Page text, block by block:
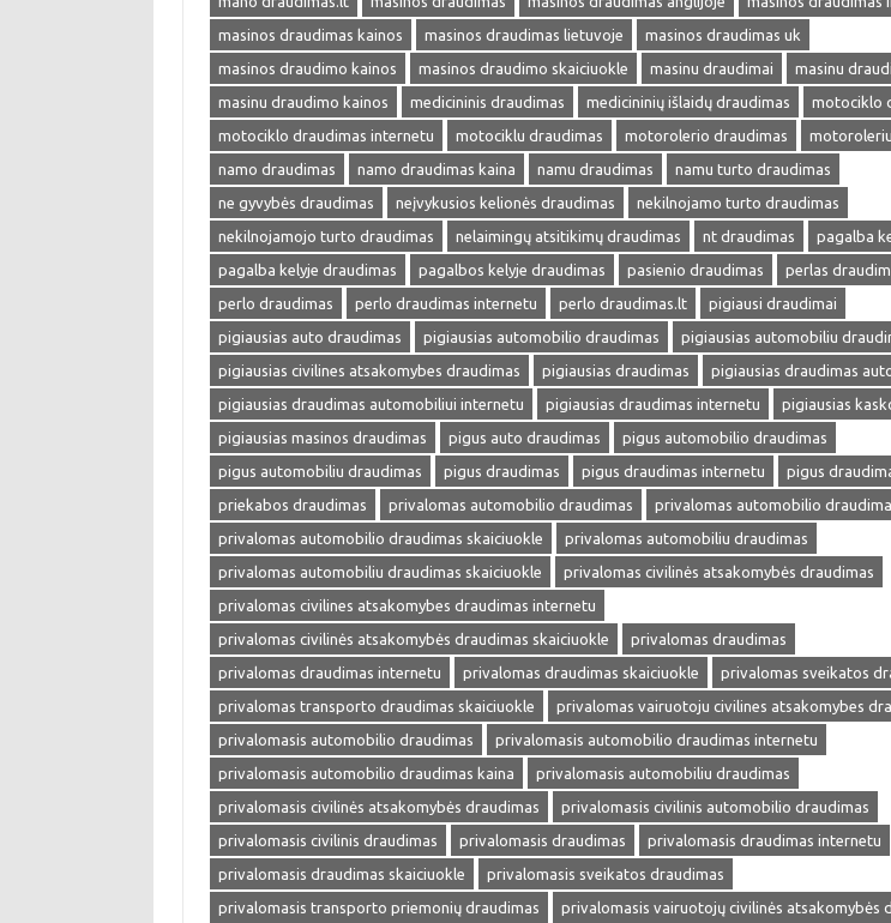
masinos draudimas kainos
masinos draudimas lietuvoje
masinos draudimas uk
masinos draudimo kainos
masinos draudimo skaiciuokle masinu draudimai
masinu
masinu draudimo kainos
medicininis draudimas medicininių išlaidų draudimas
motociklo
motociklo draudimas internetu
motociklu draudimas motorolerio draudimas
namo draudimas
namo draudimas kaina namu draudimas
namu turto draudimas
ne gyvybės draudimas
neįvykusios kelionės draudimas
nekilnojamo turto draudimas
nekilnojamojo turto draudimas
nelaimingų atsitikimų draudimas nt draudimas
pagalba
pagalba kelyje draudimas
pagalbos kelyje draudimas pasienio draudimas
perlas
perlo draudimas
perlo draudimas internetu perlo draudimas.lt
pigiausi draudimai
pigiausias auto draudimas
pigiausias automobilio draudimas
pigiausias automobiliu
pigiausias civilines atsakomybes draudimas
pigiausias draudimas
pigiausias draudimas
pigiausias draudimas automobiliui internetu
pigiausias draudimas internetu
pigiausias
pigiausias masinos draudimas
pigus auto draudimas
pigus automobilio draudimas
pigus automobiliu draudimas
pigus draudimas pigus draudimas internetu
pigus
priekabos draudimas
privalomas automobilio draudimas
privalomas automobilio
privalomas automobilio draudimas skaiciuokle
privalomas automobiliu draudimas
privalomas automobiliu draudimas skaiciuokle
privalomas civilinės atsakomybės draudimas
privalomas civilines atsakomybes draudimas internetu
privalomas civilinės atsakomybės draudimas skaiciuokle
privalomas draudimas
privalomas draudimas internetu
privalomas draudimas skaiciuokle
privalomas sveikatos
privalomas transporto draudimas skaiciuokle
privalomas vairuotoju civilines atsakomybes
privalomasis automobilio draudimas
privalomasis automobilio draudimas internetu
privalomasis automobilio draudimas kaina
privalomasis automobiliu draudimas
privalomasis civilinės atsakomybės draudimas
privalomasis civilinis automobilio draudimas
privalomasis civilinis draudimas
privalomasis draudimas
privalomasis draudimas internetu
privalomasis draudimas skaiciuokle
privalomasis sveikatos draudimas
privalomasis transporto priemonių draudimas
privalomasis vairuotojų civilinės atsakomybės